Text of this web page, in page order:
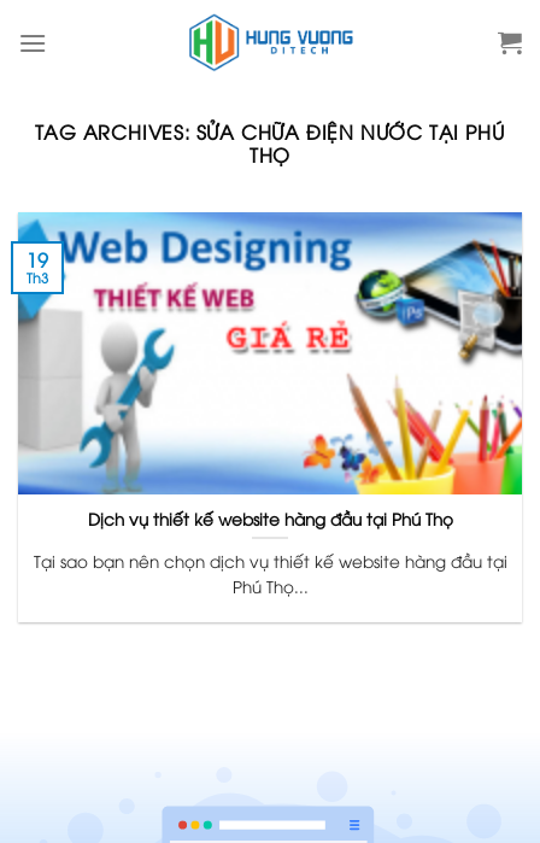
TAG ARCHIVES: SỬA CHỮA ĐIỆN NƯỚC TẠI PHÚ
THỌ
Dịch vụ thiết kế website hàng đầu tại Phú Thọ
Tại sao bạn nên chọn dịch vụ thiết kế website hàng đầu tại
Phú Thọ...
19
Th3